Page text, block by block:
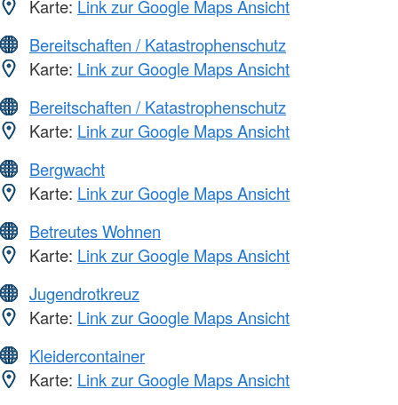
Karte: Link zur Google Maps Ansicht
Bereitschaften / Katastrophenschutz
Karte: Link zur Google Maps Ansicht
Bereitschaften / Katastrophenschutz
Karte: Link zur Google Maps Ansicht
Bergwacht
Karte: Link zur Google Maps Ansicht
Betreutes Wohnen
Karte: Link zur Google Maps Ansicht
Jugendrotkreuz
Karte: Link zur Google Maps Ansicht
Kleidercontainer
Karte: Link zur Google Maps Ansicht